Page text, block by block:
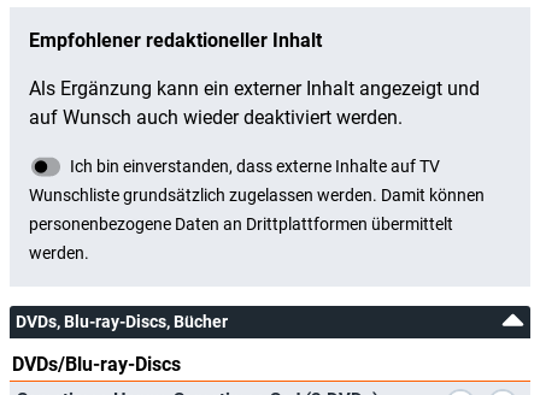
DVDs, Blu-ray-Discs, Bücher
DVDs/Blu-ray-Discs